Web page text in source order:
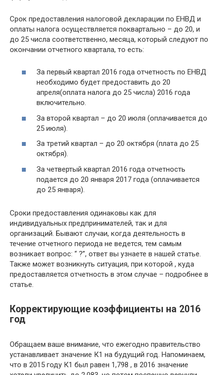
Срок предоставления налоговой декларации по ЕНВД и
оплаты налога осуществляется поквартально – до 20, и
до 25 числа соответственно, месяца, который следуют по
окончании отчетного квартала, то есть:
За первый квартал 2016 года отчетность по ЕНВД
необходимо будет предоставить до 20
апреля(оплата налога до 25 числа) 2016 года
включительно.
За второй квартал – до 20 июля (оплачивается до
25 июля).
За третий квартал – до 20 октября (плата до 25
октября).
За четвертый квартал 2016 года отчетность
подается до 20 января 2017 года (оплачивается
до 25 января).
Сроки предоставления одинаковы как для
индивидуальных предпринимателей, так и для
организаций. Бывают случаи, когда деятельность в
течение отчетного периода не ведется, тем самым
возникает вопрос: “ ?”, ответ вы узнаете в нашей статье.
Также может возникнуть ситуация, при которой , куда
предоставляется отчетность в этом случае – подробнее в
статье.
Корректирующие коэффициенты на 2016
год
Обращаем ваше внимание, что ежегодно правительство
устанавливает значение К1 на будущий год. Напоминаем,
что в 2015 году К1 был равен 1,798 , в 2016 значение